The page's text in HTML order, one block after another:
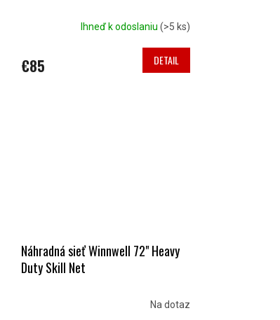
Ihneď k odoslaniu (>5 ks)
€85 DETAIL
Náhradná sieť Winnwell 72" Heavy
Duty Skill Net
Na dotaz